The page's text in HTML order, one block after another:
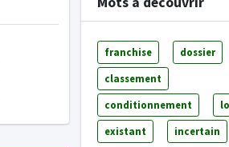
franchise dossier
classement
conditionnement
existant incertain